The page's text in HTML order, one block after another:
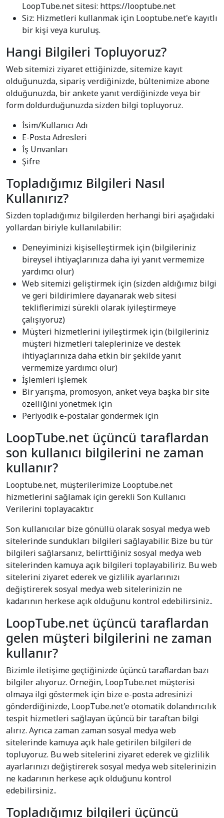
LoopTube.net sitesi: https://looptube.net
Siz: Hizmetleri kullanmak için Looptube.net'e kayıtlı
bir kişi veya kuruluş.
Hangi Bilgileri Topluyoruz?
Web sitemizi ziyaret ettiğinizde, sitemize kayıt
olduğunuzda, sipariş verdiğinizde, bültenimize abone
olduğunuzda, bir ankete yanıt verdiğinizde veya bir
form doldurduğunuzda sizden bilgi topluyoruz.
İsim/Kullanıcı Adı
E-Posta Adresleri
İş Unvanları
Şifre
Topladığımız Bilgileri Nasıl
Kullanırız?
Sizden topladığımız bilgilerden herhangi biri aşağıdaki
yollardan biriyle kullanılabilir:
Deneyiminizi kişiselleştirmek için (bilgileriniz
bireysel ihtiyaçlarınıza daha iyi yanıt vermemize
yardımcı olur)
Web sitemizi geliştirmek için (sizden aldığımız bilgi
ve geri bildirimlere dayanarak web sitesi
tekliflerimizi sürekli olarak iyileştirmeye
çalışıyoruz)
Müşteri hizmetlerini iyileştirmek için (bilgileriniz
müşteri hizmetleri taleplerinize ve destek
ihtiyaçlarınıza daha etkin bir şekilde yanıt
vermemize yardımcı olur)
İşlemleri işlemek
Bir yarışma, promosyon, anket veya başka bir site
özelliğini yönetmek için
Periyodik e-postalar göndermek için
LoopTube.net üçüncü taraflardan
son kullanıcı bilgilerini ne zaman
kullanır?
Looptube.net, müşterilerimize Looptube.net
hizmetlerini sağlamak için gerekli Son Kullanıcı
Verilerini toplayacaktır.
Son kullanıcılar bize gönüllü olarak sosyal medya web
sitelerinde sundukları bilgileri sağlayabilir. Bize bu tür
bilgileri sağlarsanız, belirttiğiniz sosyal medya web
sitelerinden kamuya açık bilgileri toplayabiliriz. Bu web
sitelerini ziyaret ederek ve gizlilik ayarlarınızı
değiştirerek sosyal medya web sitelerinizin ne
kadarının herkese açık olduğunu kontrol edebilirsiniz..
LoopTube.net üçüncü taraflardan
gelen müşteri bilgilerini ne zaman
kullanır?
Bizimle iletişime geçtiğinizde üçüncü taraflardan bazı
bilgiler alıyoruz. Örneğin, LoopTube.net müşterisi
olmaya ilgi göstermek için bize e-posta adresinizi
gönderdiğinizde, LoopTube.net'e otomatik dolandırıcılık
tespit hizmetleri sağlayan üçüncü bir taraftan bilgi
alırız. Ayrıca zaman zaman sosyal medya web
sitelerinde kamuya açık hale getirilen bilgileri de
topluyoruz. Bu web sitelerini ziyaret ederek ve gizlilik
ayarlarınızı değiştirerek sosyal medya web sitelerinizin
ne kadarının herkese açık olduğunu kontrol
edebilirsiniz..
Topladığımız bilgileri üçüncü